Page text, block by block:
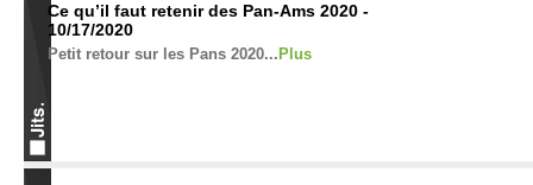
Ce qu’il faut retenir des Pan-Ams 2020 -
10/17/2020
Petit retour sur les Pans 2020... Plus